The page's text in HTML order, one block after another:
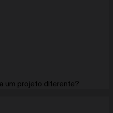
um projeto diferente?